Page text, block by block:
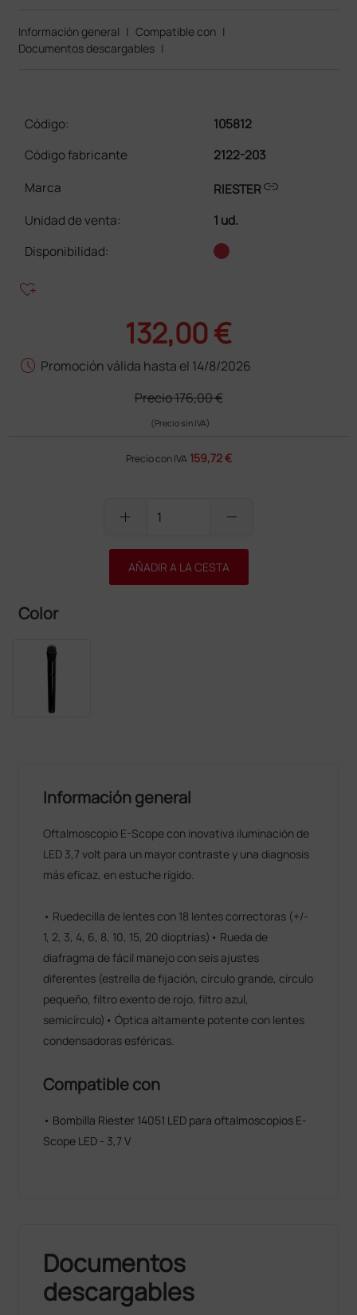
Información general | Compatible con |
Documentos descargables |
Código:
105812
Código fabricante
2122-203
Marca
RIESTERlink
Unidad de venta:
1 ud.
Disponibilidad:
heart_plus
132,00 €
schedule Promoción válida hasta el 14/8/2026
Precio176,00 €
(Precio sin IVA)
Precio con IVA 159,72 €
add remove
AÑADIR A LA CESTA
Color
Información general
Oftalmoscopio E-Scope con inovativa iluminación de
LED 3,7 volt para un mayor contraste y una diagnosis
más eficaz, en estuche rígido.
• Ruedecilla de lentes con 18 lentes correctoras (+/-
1, 2, 3, 4, 6, 8, 10, 15, 20 dioptrías)• Rueda de
diafragma de fácil manejo con seis ajustes
diferentes (estrella de fijación, círculo grande, círculo
pequeño, filtro exento de rojo, filtro azul,
semicírculo)• Óptica altamente potente con lentes
condensadoras esféricas.
Compatible con
• Bombilla Riester 14051 LED para oftalmoscopios E-
Scope LED - 3,7 V
Documentos
descargables